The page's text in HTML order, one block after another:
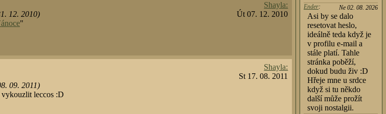
Shayla:
Út 07. 12. 2010
12. 2010)
"
Shayla:
St 17. 08. 2011
09. 2011)
vykouzlit leccos :D
Ne 02. 08. 2026
Ender:
Asi by se dalo
resetovat heslo,
ideálně teda když je
v profilu e-mail a
stále platí. Tahle
stránka poběží,
dokud budu živ :D
Hřeje mne u srdce
když si tu někdo
další může prožít
svoji nostalgii.